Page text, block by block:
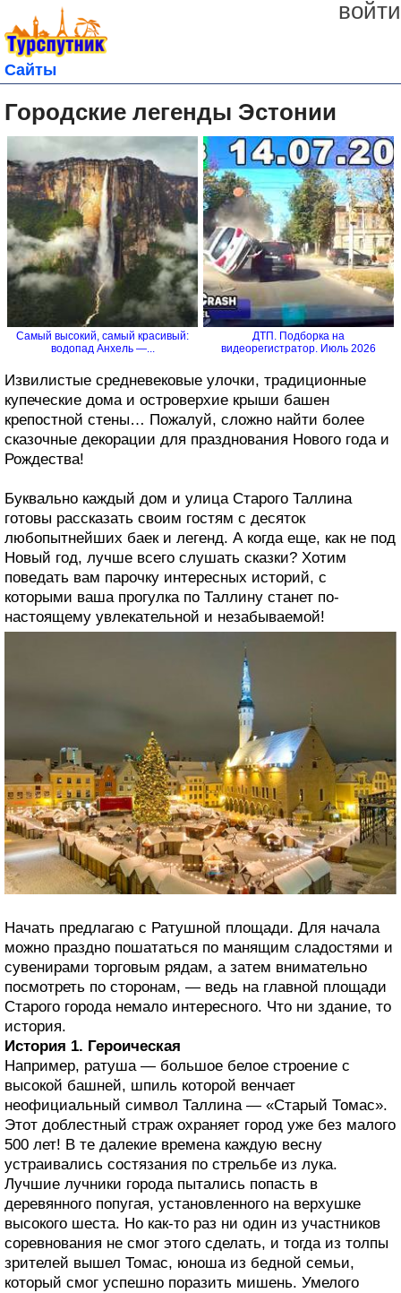
войти
Сайты
Городские легенды Эстонии
Самый высокий, самый красивый:
водопад Анхель —...
ДТП. Подборка на
видеорегистратор. Июль 2026
Извилистые средневековые улочки, традиционные
купеческие дома и островерхие крыши башен
крепостной стены… Пожалуй, сложно найти более
сказочные декорации для празднования Нового года и
Рождества!
Буквально каждый дом и улица Старого Таллина
готовы рассказать своим гостям с десяток
любопытнейших баек и легенд. А когда еще, как не под
Новый год, лучше всего слушать сказки? Хотим
поведать вам парочку интересных историй, с
которыми ваша прогулка по Таллину станет по-
настоящему увлекательной и незабываемой!
Начать предлагаю с Ратушной площади. Для начала
можно праздно пошататься по манящим сладостями и
сувенирами торговым рядам, а затем внимательно
посмотреть по сторонам, — ведь на главной площади
Старого города немало интересного. Что ни здание, то
история.
История 1. Героическая
Например, ратуша — большое белое строение с
высокой башней, шпиль которой венчает
неофициальный символ Таллина — «Старый Томас».
Этот доблестный страж охраняет город уже без малого
500 лет! В те далекие времена каждую весну
устраивались состязания по стрельбе из лука.
Лучшие лучники города пытались попасть в
деревянного попугая, установленного на верхушке
высокого шеста. Но как-то раз ни один из участников
соревнования не смог этого сделать, и тогда из толпы
зрителей вышел Томас, юноша из бедной семьи,
который смог успешно поразить мишень. Умелого